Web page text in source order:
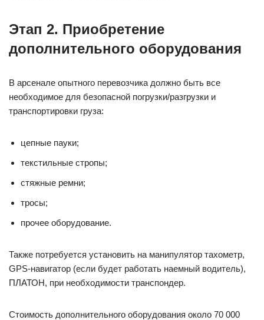
Этап 2. Приобретение
дополнительного оборудования
В арсенале опытного перевозчика должно быть все
необходимое для безопасной погрузки/разгрузки и
транспортировки груза:
цепные пауки;
текстильные стропы;
стяжные ремни;
тросы;
прочее оборудование.
Также потребуется установить на манипулятор тахометр,
GPS-навигатор (если будет работать наемный водитель),
ПЛАТОН, при необходимости транспондер.
Стоимость дополнительного оборудования около 70 000